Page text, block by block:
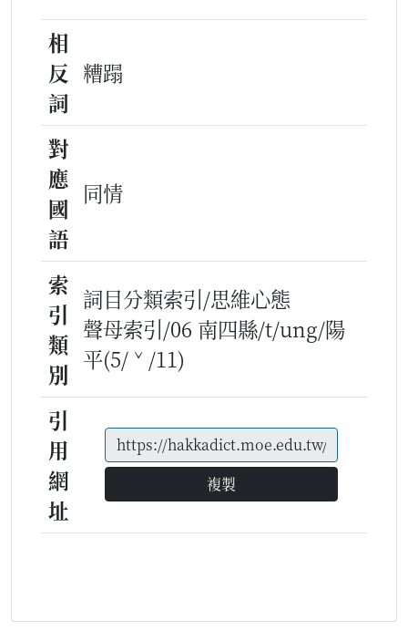
相
反
詞
糟蹋
對
應
國
語
同情
索
引
類
別
詞目分類索引/思維心態
聲母索引/06 南四縣/t/ung/陽
平(5/ˇ/11)
引
用
網
址
複製